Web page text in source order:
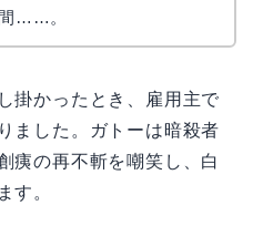
……。
掛かったとき、雇用主で
ました。ガトーは暗殺者
痍の再不斬を嘲笑し、白
す。